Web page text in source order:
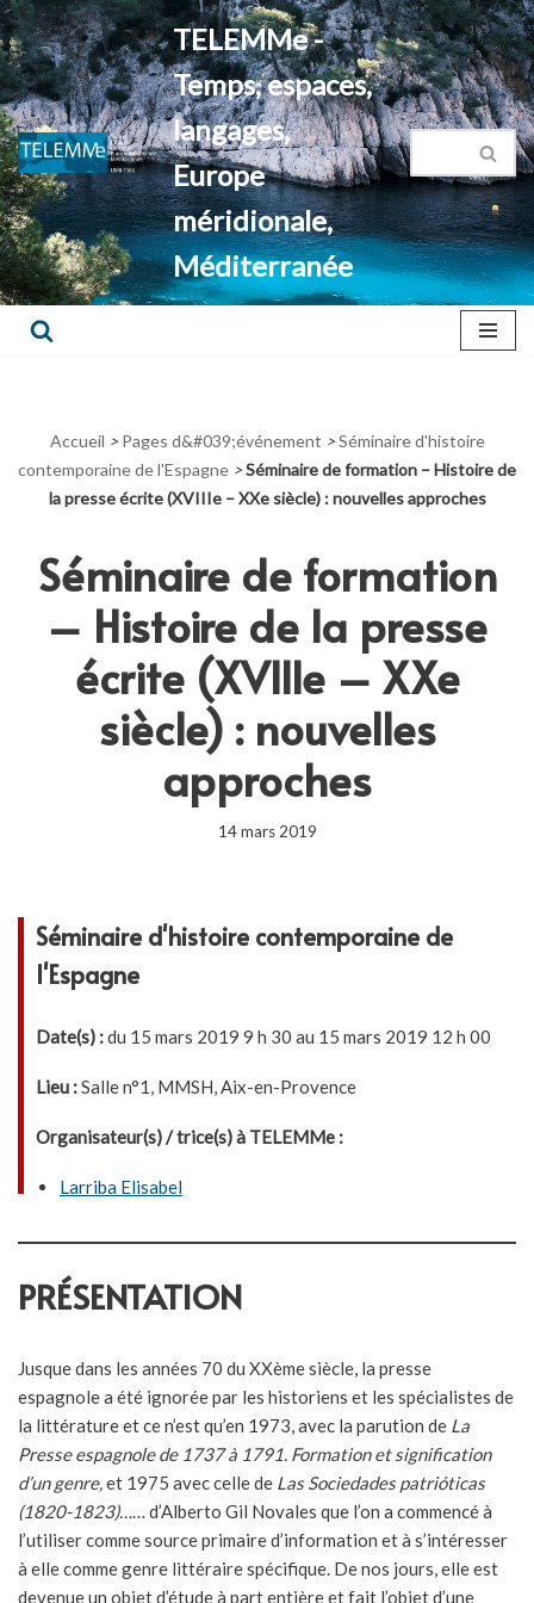
Aller
au
contenu
TELEMMe -
Temps, espaces,
langages,
Europe
méridionale,
Méditerranée
Accueil > Pages d&#039;événement > Séminaire d'histoire
contemporaine de l'Espagne >Séminaire de formation – Histoire de
la presse écrite (XVIIIe – XXe siècle) : nouvelles approches
Séminaire de formation
– Histoire de la presse
écrite (XVIIIe – XXe
siècle) : nouvelles
approches
14 mars 2019
Séminaire d'histoire contemporaine de
l'Espagne
Date(s) :du 15 mars 2019 9 h 30 au 15 mars 2019 12 h 00
Lieu :Salle n°1, MMSH, Aix-en-Provence
Organisateur(s) / trice(s) à TELEMMe :
Larriba Elisabel
PRÉSENTATION
Jusque dans les années 70 du XXème siècle, la presse
espagnole a été ignorée par les historiens et les spécialistes de
la littérature et ce n’est qu’en 1973, avec la parution de La
Presse espagnole de 1737 à 1791. Formation et signification
d’un genre,et 1975 avec celle de Las Sociedades patrióticas
(1820-1823)…… d’Alberto Gil Novales que l’on a commencé à
l’utiliser comme source primaire d’information et à s’intéresser
à elle comme genre littéraire spécifique. De nos jours, elle est
devenue un objet d’étude à part entière et fait l’objet d’une